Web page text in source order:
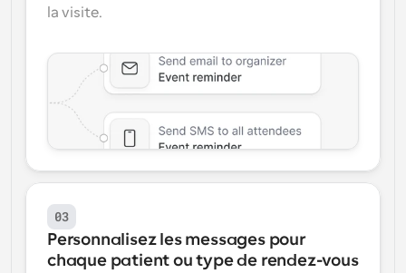
la visite.
03
Personnalisez les messages pour
chaque patient ou type de rendez-vous